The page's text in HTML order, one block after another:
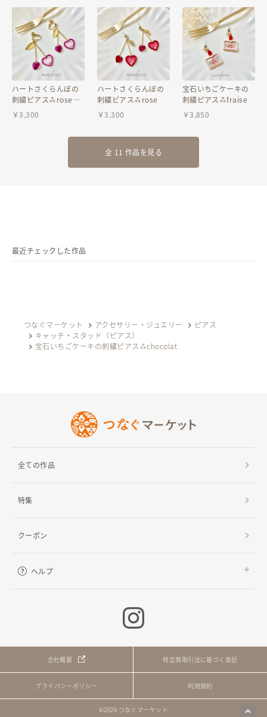
お急ぎの方はご注意ください。
作品はオーガンジー刺繍ですので、とても繊細な作品になっています。
お取り扱いには充分ご注意ください。
また、ストーン等が取れてしまう可能性もありますので、あらかじめご
了承下さい。
●気になる点がございましたら、ご購入前にお気軽にご
質問ください。
購入後のキャンセル、返品は承れません。
●モニター環境により、画像の写りや色合いなど多少異なる場合がござ
●不良品はお取り替えしますが、使用中の紛失、破損等での返品は致し
ハートさくらんぼの
刺繍ピアス⁂rose
pink
￥3,300
ハートさくらんぼの
刺繍ピアス⁂rose
￥3,300
宝石いちごケーキの
刺繍ピアス⁂fraise
￥3,850
全 11 作品を見る
最近チェックした作品
つなぐマーケット アクセサリー・ジュエリー
ピアス
キャッチ・スタッド（ピアス）
宝石いちごケーキの刺繍ピアス⁂chocolat
全ての作品
特集
クーポン
ヘルプ
会社概要 特定商取引法に基づく表記
プライバシーポリシー 利用規約
©2026 つなぐマーケット